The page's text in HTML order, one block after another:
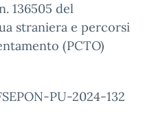
136505 del
straniera e percorsi
(PCTO)
PU-2024-132